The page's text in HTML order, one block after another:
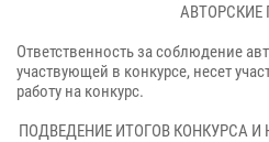
АВТОРСКИЕ
Ответственность за соблюдение
участвующей в конкурсе, несет
работу на конкурс.
ПОДВЕДЕНИЕ ИТОГОВ КОНКУРСА